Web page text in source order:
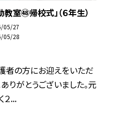
教室㊽帰校式」（６年生）
05/27
05/28
者の方にお迎えをいただ
ありがとうございました。元
２...